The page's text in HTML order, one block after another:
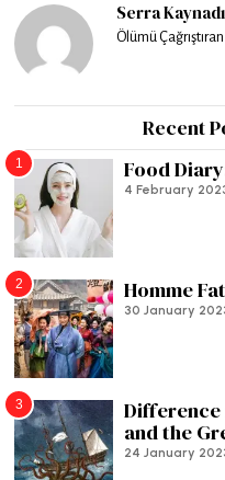
Serra
Ölümü
Recent
1 Food
4 February
2 Homme
30 January
3
and the
24 January